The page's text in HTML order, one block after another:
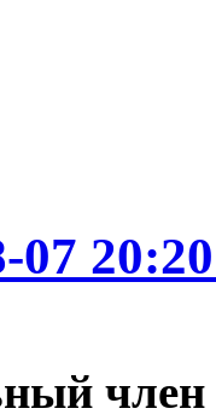
07
член